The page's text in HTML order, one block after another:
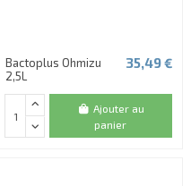
Bactoplus Ohmizu
2,5L
35,49 €
Ajouter au
panier